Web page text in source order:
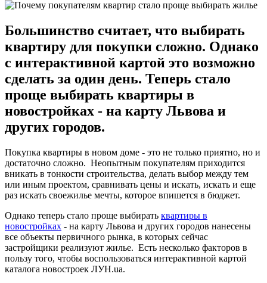
Большинство считает, что выбирать
квартиру для покупки сложно. Однако
с интерактивной картой это возможно
сделать за один день. Теперь стало
проще выбирать квартиры в
новостройках - на карту Львова и
других городов.
Покупка квартиры в новом доме - это не только приятно, но и
достаточно сложно. Неопытным покупателям приходится
вникать в тонкости строительства, делать выбор между тем
или иным проектом, сравнивать цены и искать, искать и еще
раз искать своежилье мечты, которое впишется в бюджет.
Однако теперь стало проще выбирать квартиры в
новостройках - на карту Львова и других городов нанесены
все объекты первичного рынка, в которых сейчас
застройщики реализуют жилье. Есть несколько факторов в
пользу того, чтобы воспользоваться интерактивной картой
каталога новостроек ЛУН.ua.